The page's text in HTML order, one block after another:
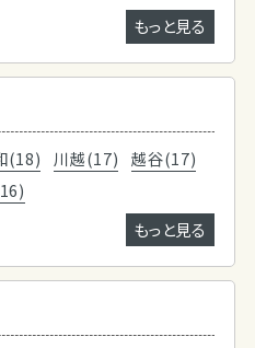
もっと見る
(18) 川越(17)
越谷(17)
もっと見る